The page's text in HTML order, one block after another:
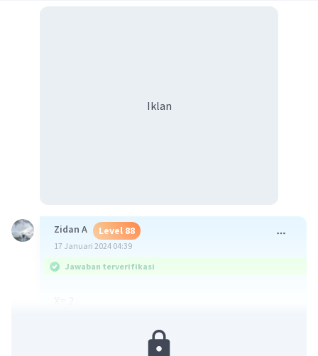
Iklan
Zidan A Level 88
17 Januari 2024 04:39
Jawaban terverifikasi